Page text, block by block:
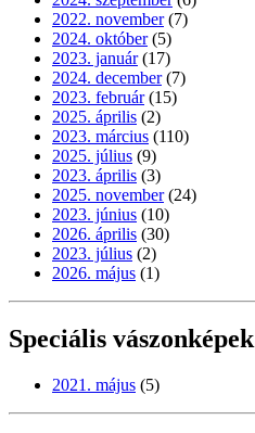
2022. november (7)
2024. október (5)
2023. január (17)
2024. december (7)
2023. február (15)
2025. április (2)
2023. március (110)
2025. július (9)
2023. április (3)
2025. november (24)
2023. június (10)
2026. április (30)
2023. július (2)
2026. május (1)
Speciális vászonképek
2021. május (5)